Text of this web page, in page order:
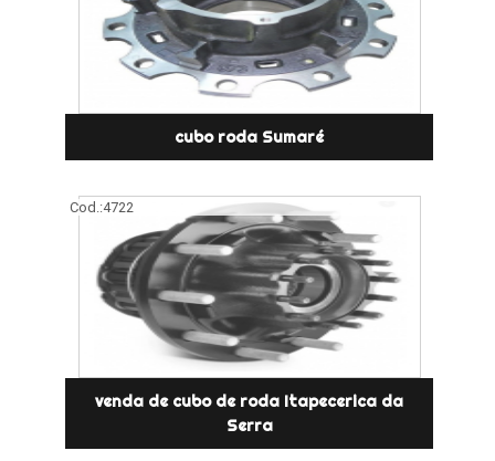
cubo roda Sumaré
Cod.:4722
venda de cubo de roda Itapecerica da
Serra